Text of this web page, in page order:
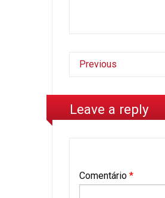
Previous
Leave a reply
Comentário *